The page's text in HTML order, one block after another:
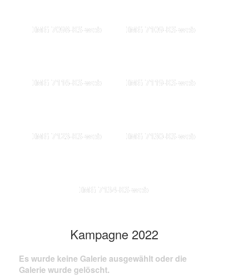
IMG 7098-KS-web IMG 7109-KS-web
IMG 7116-KS-web IMG 7119-KS-web
IMG 7123-KS-web IMG 7130-KS-web
IMG 7134-KS-web
Kampagne 2022
Es wurde keine Galerie ausgewählt oder die
Galerie wurde gelöscht.